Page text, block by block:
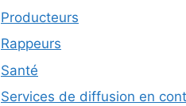
Producteurs
Rappeurs
Santé
Services de diffusion en